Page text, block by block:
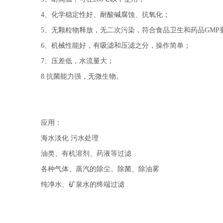
4、化学稳定性好、耐酸碱腐蚀、抗氧化；
5、无颗粒物释放，无二次污染，符合食品卫生和药品GMP
6、机械性能好，有吸滤和压滤之分，操作简单；
7、压差低，水流量大；
8.抗菌能力强，无微生物。
应用：
海水淡化 污水处理
油类、有机溶剂、药液等过滤
各种气体、蒸汽的除尘、除菌、除油雾
纯净水、矿泉水的终端过滤